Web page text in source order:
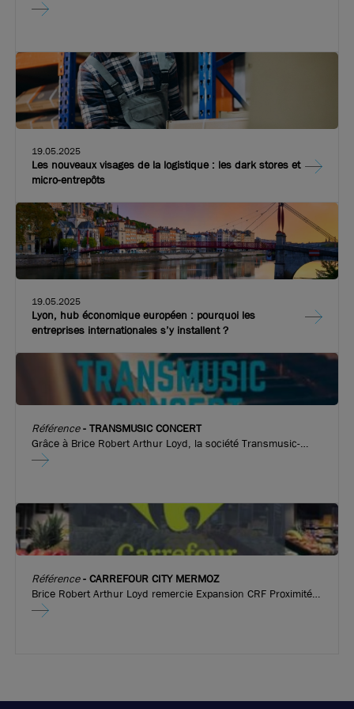
19.05.2025
Les nouveaux visages de la logistique : les dark stores et
micro-entrepôts
19.05.2025
Lyon, hub économique européen : pourquoi les
entreprises internationales s’y installent ?
Référence- TRANSMUSIC CONCERT
Grâce à Brice Robert Arthur Loyd, la société Transmusic-
Concert a pu implanter son nouveau local commercial dans le
Référence- CARREFOUR CITY MERMOZ
Brice Robert Arthur Loyd remercie Expansion CRF Proximité
Sud-Est de nous avoir confié la mission d’implanter un
clients du quartier. Au cours de cette soirée, le franchisé